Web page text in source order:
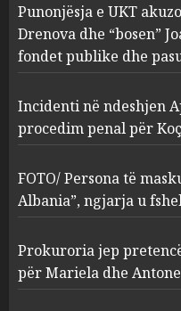
4
5
“Ai
flet
Punonjësja e UKT
Drenova dhe “bosen”
fondet publike dhe
Incidenti në ndeshjen
procedim penal për
FOTO/ Persona të
Albania”, ngjarja u
Prokuroria jep
për Mariela dhe